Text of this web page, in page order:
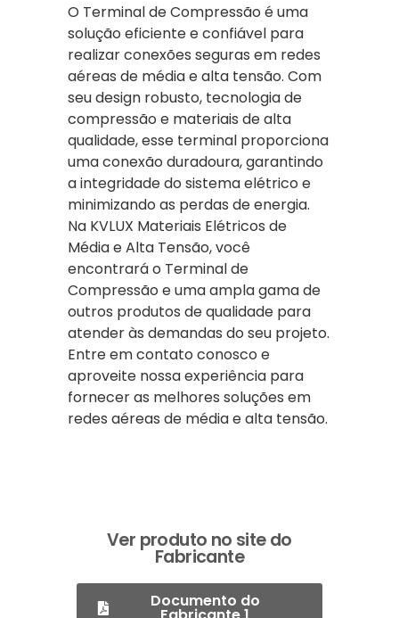
O Terminal de Compressão é uma
solução eficiente e confiável para
realizar conexões seguras em redes
aéreas de média e alta tensão. Com
seu design robusto, tecnologia de
compressão e materiais de alta
qualidade, esse terminal proporciona
uma conexão duradoura, garantindo
a integridade do sistema elétrico e
minimizando as perdas de energia.
Na KVLUX Materiais Elétricos de
Média e Alta Tensão, você
encontrará o Terminal de
Compressão e uma ampla gama de
outros produtos de qualidade para
atender às demandas do seu projeto.
Entre em contato conosco e
aproveite nossa experiência para
fornecer as melhores soluções em
redes aéreas de média e alta tensão.
Ver produto no site do
Fabricante
Documento do